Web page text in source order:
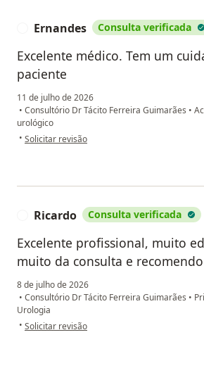
Ernandes Consulta verificada
Excelente médico. Tem um
paciente
11 de julho de 2026
• Consultório Dr Tácito Ferreira Guimarães •
urológico
• na opinião do utilizador Ernandes
Solicitar revisão
Ricardo Consulta verificada
Excelente profissional, muito
muito da consulta e
8 de julho de 2026
• Consultório Dr Tácito Ferreira Guimarães •
Urologia
• na opinião do utilizador Ricardo
Solicitar revisão